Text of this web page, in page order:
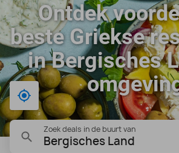
Ontdek 15.000+ deals
Ontdek
beste Griekse
in Bergisches
Bij mij in de buurt
Zoek deals in de buurt van
Bergisches Land